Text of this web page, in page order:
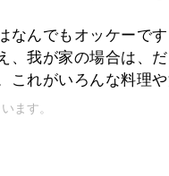
なんでもオッケーで
、我が家の場合は、
れがいろんな料理
ます。